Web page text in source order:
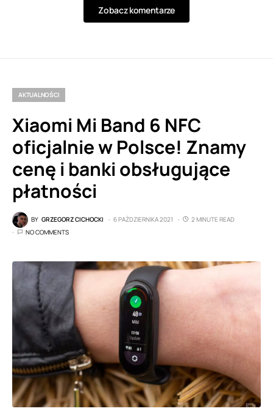
Zobacz komentarze
AKTUALNOŚCI
Xiaomi Mi Band 6 NFC
oficjalnie w Polsce! Znamy
cenę i banki obsługujące
płatności
BY GRZEGORZ CICHOCKI 6 PAŹDZIERNIKA 2021
2 MINUTE READ
NO COMMENTS